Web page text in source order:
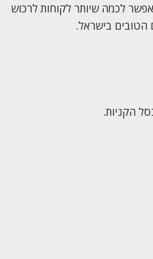
לכמה שיותר לקוחות לרכוש
הטובים בישראל.
הקניות.